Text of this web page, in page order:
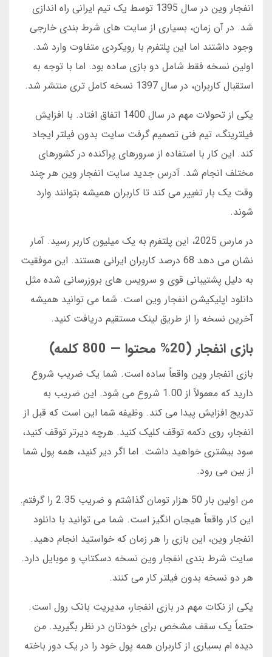
انفجار وین در سال 1395 توسط یک تیم ایرانی راه اندازی
شد. در آن زمان، بسیاری از سایت های شرط بندی خارجی
وجود داشتند اما این پلتفرم با رویکردی متفاوت وارد شد.
اولین نسخه فقط شامل دو بازی ساده بود. اما با توجه به
استقبال کاربران، در سال 1397 نسخه کامل تری منتشر شد.
یکی از تحولات مهم در سال 1400 اتفاق افتاد. با افزایش
فیلترینگ، تیم فنی تصمیم گرفت سایت بدون فیلتر ایجاد
کند. این کار با استفاده از سرورهای پراکنده در کشورهای
مختلف انجام شد. آدرس جدید سایت انفجار وین هر چند
وقت یک بار تغییر می کند تا کاربران همیشه بتوانند وارد
شوند.
در مارس 2025، این پلتفرم به یک میلیون کاربر رسید. آمار
نشان می دهد 68 درصد کاربران ایرانی هستند. این موفقیت
به دلیل پشتیبانی قوی و سرویس های بروزرسانی شده مثل
دانلود اپلیکیشن انفجار وین است. شما می توانید همیشه
آخرین نسخه را از طریق لینک مستقیم دریافت کنید.
بازی انفجار (20% محتوا — 800 کلمه)
بازی انفجار وین واقعاً ساده است. شما یک ضریب شروع
دارید که معمولاً از 1.00 شروع می شود. این ضریب به
تدریج افزایش پیدا می کند. وظیفه شما این است که قبل از
انفجار، روی دکمه توقف کلیک کنید. هرچه دیرتر توقف کنید،
سود بیشتری خواهید داشت. اما اگر دیر کنید، همه پول شما
از بین می رود.
من اولین بار 50 هزار تومان گذاشتم و ضریب 2.35 را گرفتم.
این کار واقعاً هیجان انگیز است. شما می توانید با دانلود
انفجار وین، این بازی را هر زمان که خواستید انجام دهید.
سایت شرط بندی انفجار وین نسخه دسکتاپ و موبایل دارد.
هر دو نسخه بدون فیلتر کار می کنند.
یکی از نکات مهم در بازی انفجار، مدیریت بانک رول است.
حتماً یک سقف مشخص برای خودتان در نظر بگیرید. من
دیده ام بسیاری از کاربران همه پول خود را در یک دور باخته